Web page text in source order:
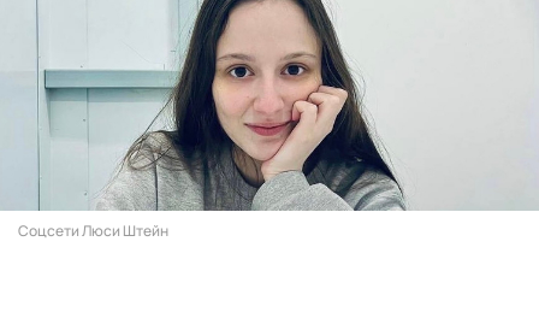
Соцсети Люси Штейн